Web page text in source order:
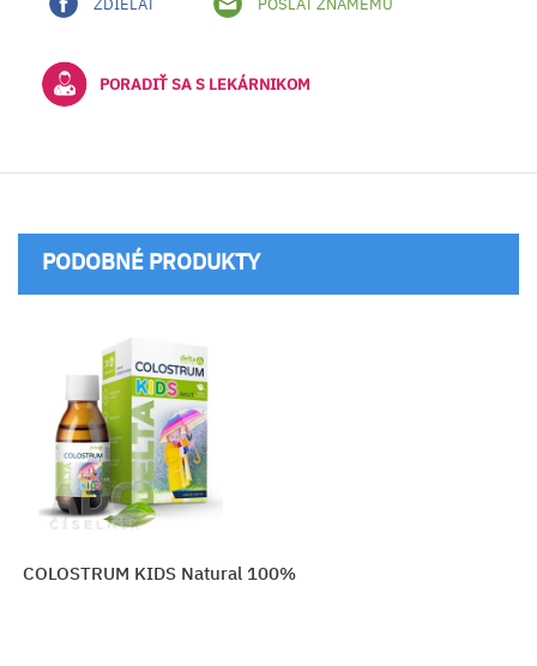
PORADIŤ SA S LEKÁRNIKOM
PODOBNÉ PRODUKTY
COLOSTRUM KIDS Natural 100%